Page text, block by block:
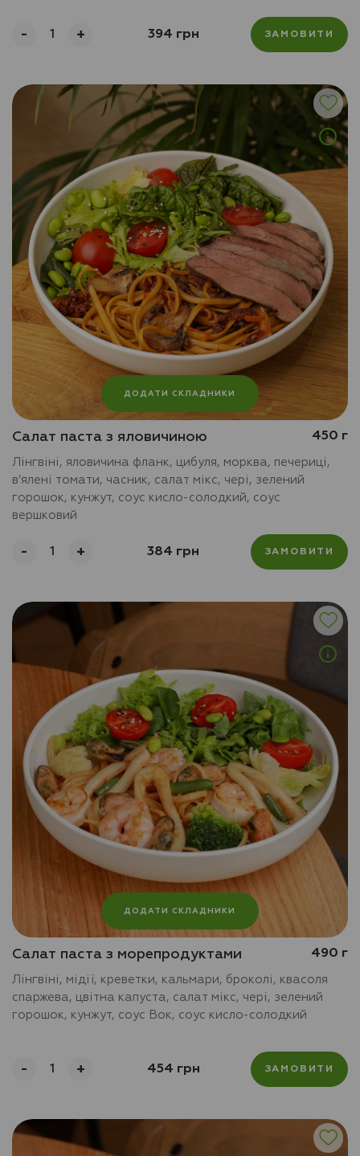
- + 394 грн ЗАМОВИТИ
ДОДАТИ СКЛАДНИКИ
Салат паста з яловичиною 450 г
Лінгвіні, яловичина фланк, цибуля, морква, печериці,
в’ялені томати, часник, салат мікс, чері, зелений
горошок, кунжут, соус кисло-солодкий, соус
вершковий
- + 384 грн ЗАМОВИТИ
ДОДАТИ СКЛАДНИКИ
Салат паста з морепродуктами 490 г
Лінгвіні, мідії, креветки, кальмари, броколі, квасоля
спаржева, цвітна капуста, салат мікс, чері, зелений
горошок, кунжут, соус Вок, соус кисло-солодкий
- + 454 грн ЗАМОВИТИ